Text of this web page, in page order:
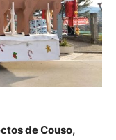
de Couso,